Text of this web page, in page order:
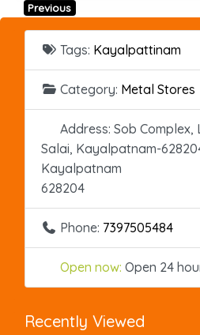
Previous
Tags: Kayalpattinam
Category: Metal Stores
Address: Sob Complex,
Salai, Kayalpatnam-
Kayalpatnam
628204
Phone: 7397505484
Open now: Open 24
Recently Viewed